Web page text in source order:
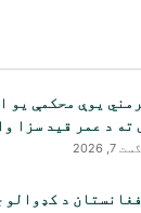
یوې محکمې یو
ته د عمر قید سزا
7, 2026
د کډوالو